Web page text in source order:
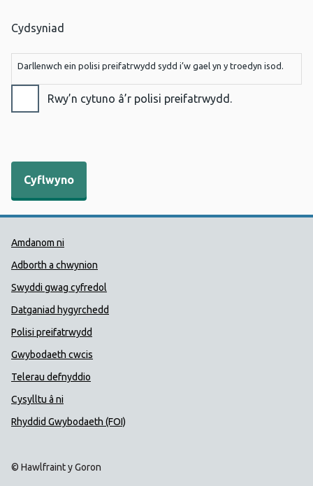
Cydsyniad
Darllenwch ein polisi preifatrwydd sydd i’w gael yn y troedyn isod.
Rwy’n cytuno â’r polisi preifatrwydd.
Dolenni Cymorth Iechyd
Amdanom ni
Adborth a chwynion
Swyddi gwag cyfredol
Datganiad hygyrchedd
Polisi preifatrwydd
Gwybodaeth cwcis
Telerau defnyddio
Cysylltu â ni
Rhyddid Gwybodaeth (FOI)
© Hawlfraint y Goron